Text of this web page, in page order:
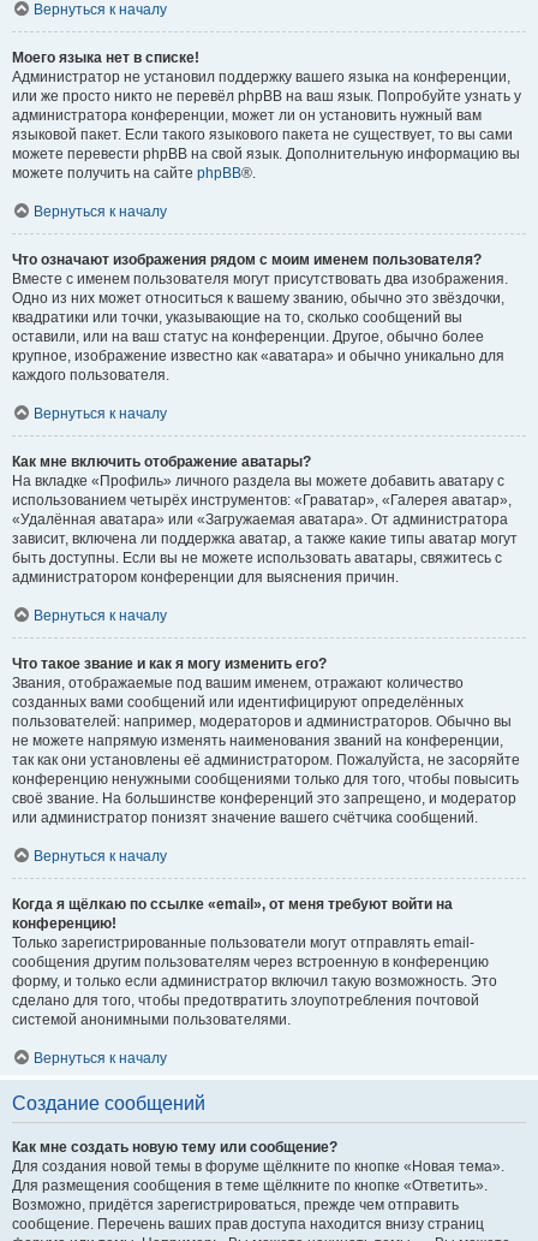
Вернуться к началу
Моего языка нет в списке!
Администратор не установил поддержку вашего языка на конференции,
или же просто никто не перевёл phpBB на ваш язык. Попробуйте узнать у
администратора конференции, может ли он установить нужный вам
языковой пакет. Если такого языкового пакета не существует, то вы сами
можете перевести phpBB на свой язык. Дополнительную информацию вы
можете получить на сайте phpBB®.
Вернуться к началу
Что означают изображения рядом с моим именем пользователя?
Вместе с именем пользователя могут присутствовать два изображения.
Одно из них может относиться к вашему званию, обычно это звёздочки,
квадратики или точки, указывающие на то, сколько сообщений вы
оставили, или на ваш статус на конференции. Другое, обычно более
крупное, изображение известно как «аватара» и обычно уникально для
каждого пользователя.
Вернуться к началу
Как мне включить отображение аватары?
На вкладке «Профиль» личного раздела вы можете добавить аватару с
использованием четырёх инструментов: «Граватар», «Галерея аватар»,
«Удалённая аватара» или «Загружаемая аватара». От администратора
зависит, включена ли поддержка аватар, а также какие типы аватар могут
быть доступны. Если вы не можете использовать аватары, свяжитесь с
администратором конференции для выяснения причин.
Вернуться к началу
Что такое звание и как я могу изменить его?
Звания, отображаемые под вашим именем, отражают количество
созданных вами сообщений или идентифицируют определённых
пользователей: например, модераторов и администраторов. Обычно вы
не можете напрямую изменять наименования званий на конференции,
так как они установлены её администратором. Пожалуйста, не засоряйте
конференцию ненужными сообщениями только для того, чтобы повысить
своё звание. На большинстве конференций это запрещено, и модератор
или администратор понизят значение вашего счётчика сообщений.
Вернуться к началу
Когда я щёлкаю по ссылке «email», от меня требуют войти на
конференцию!
Только зарегистрированные пользователи могут отправлять email-
сообщения другим пользователям через встроенную в конференцию
форму, и только если администратор включил такую возможность. Это
сделано для того, чтобы предотвратить злоупотребления почтовой
системой анонимными пользователями.
Вернуться к началу
Создание сообщений
Как мне создать новую тему или сообщение?
Для создания новой темы в форуме щёлкните по кнопке «Новая тема».
Для размещения сообщения в теме щёлкните по кнопке «Ответить».
Возможно, придётся зарегистрироваться, прежде чем отправить
сообщение. Перечень ваших прав доступа находится внизу страниц